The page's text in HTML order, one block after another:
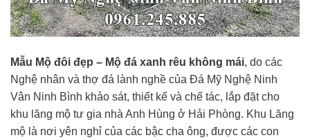
Mẫu Mộ đôi đẹp – Mộ đá xanh rêu không mái, do các
Nghệ nhân và thợ đá lành nghề của Đá Mỹ Nghệ Ninh
Vân Ninh Bình khảo sát, thiết kế và chế tác, lắp đặt cho
khu lăng mộ tư gia nhà Anh Hùng ở Hải Phòng. Khu Lăng
mộ là nơi yên nghỉ của các bậc cha ông, được các con